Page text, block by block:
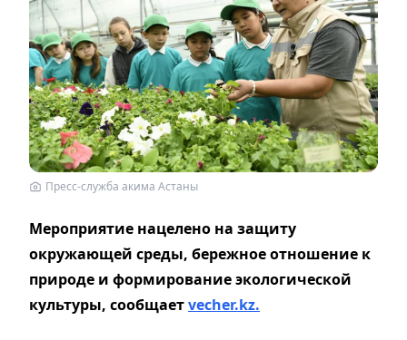
Пресс-служба акима Астаны
Мероприятие нацелено на защиту
окружающей среды, бережное отношение к
природе и формирование экологической
культуры, сообщаетvecher.kz.